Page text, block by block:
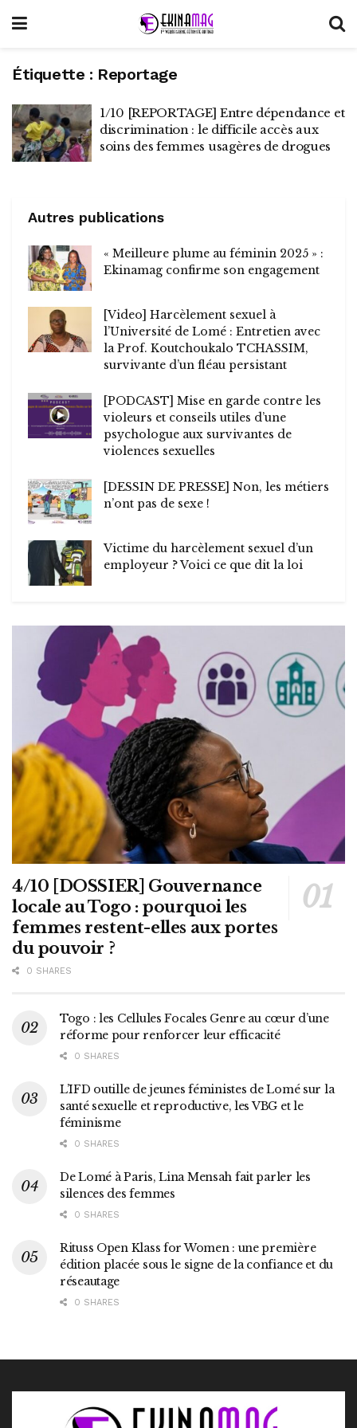
Étiquette : Reportage
1/10 [REPORTAGE] Entre dépendance et
discrimination : le difficile accès aux
soins des femmes usagères de drogues
Autres publications
« Meilleure plume au féminin 2025 » :
Ekinamag confirme son engagement
[Video] Harcèlement sexuel à
l’Université de Lomé : Entretien avec
la Prof. Koutchoukalo TCHASSIM,
survivante d’un fléau persistant
[PODCAST] Mise en garde contre les
violeurs et conseils utiles d’une
psychologue aux survivantes de
violences sexuelles
[DESSIN DE PRESSE] Non, les métiers
n’ont pas de sexe !
Victime du harcèlement sexuel d’un
employeur ? Voici ce que dit la loi
4/10 [DOSSIER] Gouvernance
locale au Togo : pourquoi les
femmes restent-elles aux portes
du pouvoir ?
0 SHARES
Togo : les Cellules Focales Genre au cœur d’une
réforme pour renforcer leur efficacité
0 SHARES
L’IFD outille de jeunes féministes de Lomé sur la
santé sexuelle et reproductive, les VBG et le
féminisme
0 SHARES
De Lomé à Paris, Lina Mensah fait parler les
silences des femmes
0 SHARES
Rituss Open Klass for Women : une première
édition placée sous le signe de la confiance et du
réseautage
0 SHARES